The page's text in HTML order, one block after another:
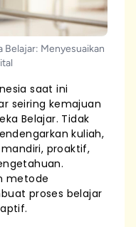
Belajar: Menyesuaikan
saat ini
seiring kemajuan
Belajar. Tidak
kuliah,
proaktif,
metode
proses belajar